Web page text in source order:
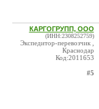
КАРГОГРУПП, ООО
(ИНН:2308252759)
Экспедитор-перевозчик ,
Краснодар
Код:2011653
#5